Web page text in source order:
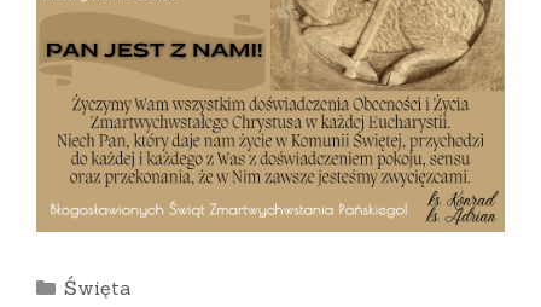
Kategorie
Święta